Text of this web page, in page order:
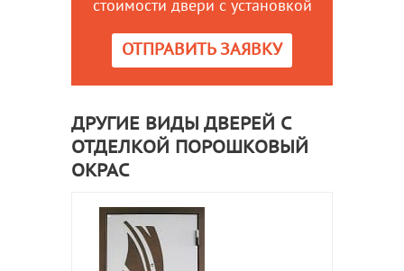
стоимости двери с установкой
ОТПРАВИТЬ ЗАЯВКУ
ДРУГИЕ ВИДЫ ДВЕРЕЙ С
ОТДЕЛКОЙ ПОРОШКОВЫЙ
ОКРАС